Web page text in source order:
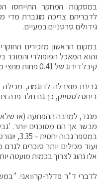
במסקנות המחקר התייחסו
לדבריהם צריכה מוגברת
גידולים סרטניים במעיים.
במקום הראשון מזכירים
והוא המאכל הפופולרי
קיבל דירוג של 0.41 פחות מחצי מהבשר האדום.
ביחס לסטייק, כך גם חלב פרה צובר
מנגד, למרבה ההפתעה (או
מבשר אך הם מסוכנים יותר.
ועוד מכילים יותר סוכרים
אלו נהוג לצרוך בכמות מועטה
לדברי ד"ר פדלר-קרוואני.